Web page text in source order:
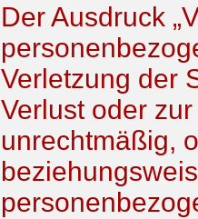
Der Ausdruck
Verletzung der
Verlust oder
unrechtmäßig,